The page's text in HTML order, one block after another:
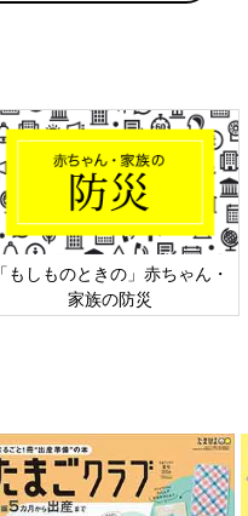
「もしものときの」赤ちゃん・
家族の防災